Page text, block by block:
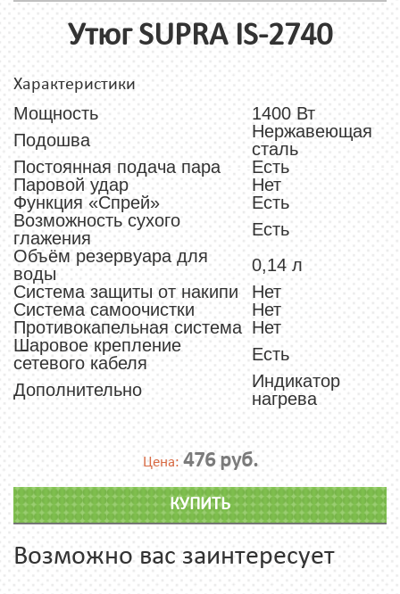
Утюг SUPRA IS-2740
Характеристики
Мощность
1400 Вт
Подошва
Нержавеющая
сталь
Постоянная подача пара
Есть
Паровой удар
Нет
Функция «Спрей»
Есть
Возможность сухого
глажения
Есть
Объём резервуара для
воды
0,14 л
Система защиты от накипи
Нет
Система самоочистки
Нет
Противокапельная система Нет
Шаровое крепление
сетевого кабеля
Есть
Дополнительно
Индикатор
нагрева
Цена: 476 руб.
КУПИТЬ
Возможно вас заинтересует